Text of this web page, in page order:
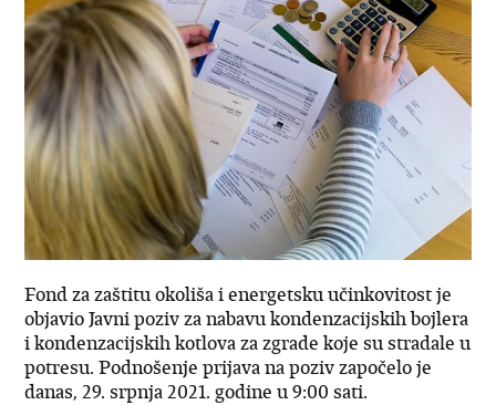
Fond za zaštitu okoliša i energetsku učinkovitost je
objavio Javni poziv za nabavu kondenzacijskih bojlera
i kondenzacijskih kotlova za zgrade koje su stradale u
potresu. Podnošenje prijava na poziv započelo je
danas, 29. srpnja 2021. godine u 9:00 sati.